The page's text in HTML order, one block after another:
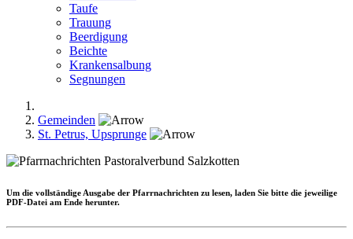
Taufe
Trauung
Beerdigung
Beichte
Krankensalbung
Segnungen
Gemeinden
St. Petrus, Upsprunge
Um die vollständige Ausgabe der Pfarrnachrichten zu lesen, laden Sie bitte die jeweilige
PDF-Datei am Ende herunter.